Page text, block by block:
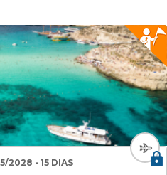
2028 - 15 DIAS